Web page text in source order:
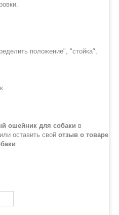
положение", "стойка",
ошейник для собаки в
оставить свой отзыв о товаре
.